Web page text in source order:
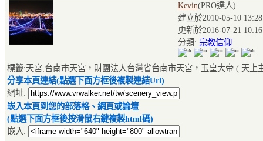
Kevin(PRO達人)
建立於2010-05-10
更新於2016-07-21
分類: 宗教信仰
標籤:天宮,台南市天宮，財團法人台灣省台南市天宮，玉皇大帝 ( 天上
分享本頁連結(點選下面方框後複製連結Url)
網址:
崁入本頁到您的部落格、網頁或論壇
(點選下面方框後按滑鼠右鍵複製html碼)
嵌入: